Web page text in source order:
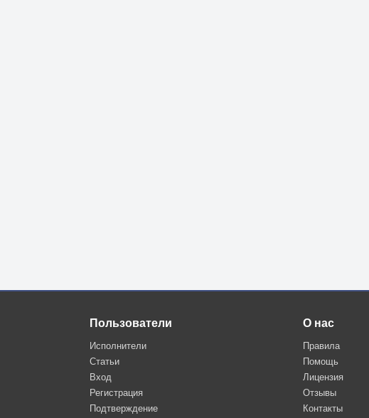
Пользователи
Исполнители
Статьи
Вход
Регистрация
Подтверждение
О нас
Правила
Помощь
Лицензия
Отзывы
Контакты